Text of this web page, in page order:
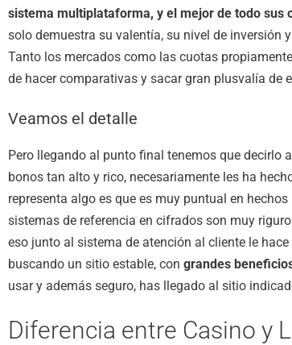
sistema multiplataforma, y el mejor de todo sus
solo demuestra su valentía, su nivel de inversión
Tanto los mercados como las cuotas
de hacer comparativas y sacar gran plusvalía de
Veamos el detalle
Pero llegando al punto final tenemos que decirlo
bonos tan alto y rico, necesariamente les ha
representa algo es que es muy puntual en
sistemas de referencia en cifrados son muy
eso junto al sistema de atención al cliente le
buscando un sitio estable, con grandes
usar y además seguro, has llegado al sitio
Diferencia entre Casino y